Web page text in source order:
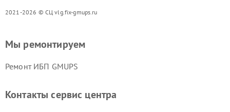
2021-2026 © СЦ vlg.fix-gmups.ru
Мы ремонтируем
Ремонт ИБП GMUPS
Контакты сервис центра